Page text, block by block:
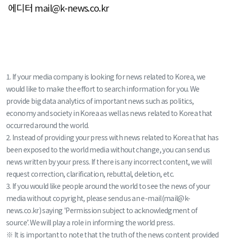
에디터 mail@k-news.co.kr
1. If your media company is looking for news related to Korea, we
would like to make the effort to search information for you. We
provide big data analytics of important news such as politics,
economy and society in Korea as well as news related to Korea that
occurred around the world.
2. Instead of providing your press with news related to Korea that has
been exposed to the world media without change, you can send us
news written by your press. If there is any incorrect content, we will
request correction, clarification, rebuttal, deletion, etc.
3. If you would like people around the world to see the news of your
media without copyright, please send us an e-mail(mail@k-
news.co.kr) saying 'Permission subject to acknowledgment of
source’. We will play a role in informing the world press.
※ It is important to note that the truth of the news content provided